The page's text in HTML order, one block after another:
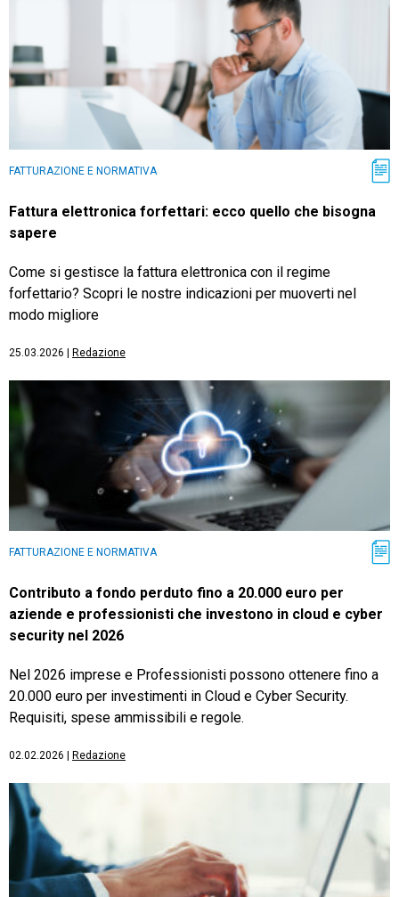
FATTURAZIONE E NORMATIVA
Fattura elettronica forfettari: ecco quello che bisogna
sapere
Come si gestisce la fattura elettronica con il regime
forfettario? Scopri le nostre indicazioni per muoverti nel
modo migliore
25.03.2026 Redazione
FATTURAZIONE E NORMATIVA
Contributo a fondo perduto fino a 20.000 euro per
aziende e professionisti che investono in cloud e cyber
security nel 2026
Nel 2026 imprese e Professionisti possono ottenere fino a
20.000 euro per investimenti in Cloud e Cyber Security.
Requisiti, spese ammissibili e regole.
02.02.2026 Redazione